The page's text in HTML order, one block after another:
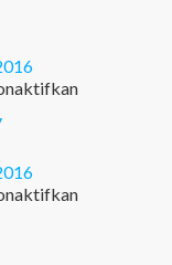
pada
pada